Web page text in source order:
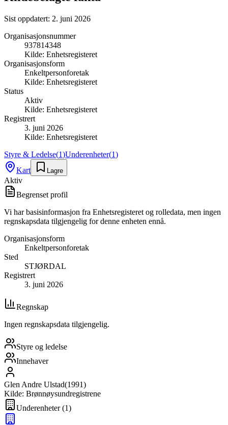
Sist oppdatert: 2. juni 2026
Organisasjonsnummer
937814348
Kilde: Enhetsregisteret
Organisasjonsform
Enkeltpersonforetak
Kilde: Enhetsregisteret
Status
Aktiv
Kilde: Enhetsregisteret
Registrert
3. juni 2026
Kilde: Enhetsregisteret
Styre & Ledelse(1)Underenheter(1)
Kart
Lagre
Aktiv
Begrenset profil
Vi har basisinformasjon fra Enhetsregisteret og rolledata, men ingen
regnskapsdata tilgjengelig for denne enheten ennå.
Organisasjonsform
Enkeltpersonforetak
Sted
STJØRDAL
Registrert
3. juni 2026
Regnskap
Ingen regnskapsdata tilgjengelig.
Styre og ledelse
Innehaver
Glen Andre Ulstad(1991)
Kilde: Brønnøysundregistrene
Underenheter(1)